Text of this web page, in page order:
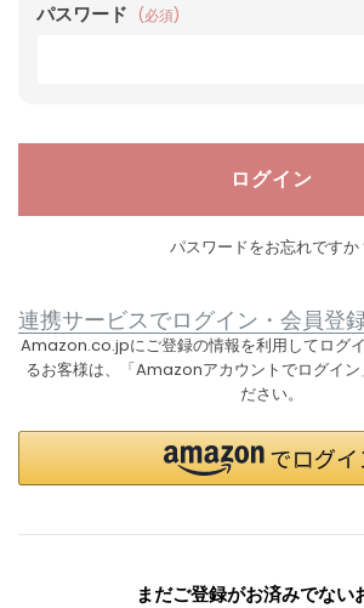
パスワード (必須)
ログイン
パスワードをお忘れですか
連携サービスでログイン・会員登
Amazon.co.jpにご登録の情報を利用してログ
るお客様は、「Amazonアカウントでログイン
ださい。
まだご登録がお済みでない